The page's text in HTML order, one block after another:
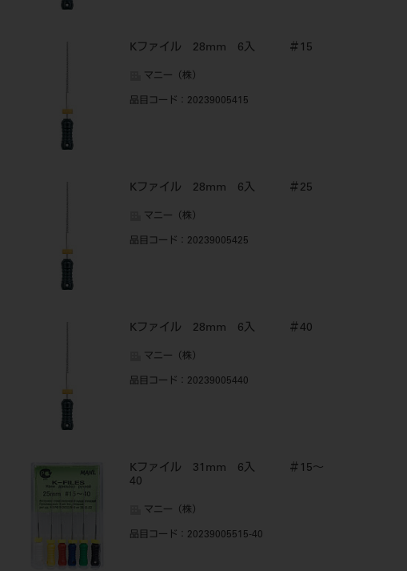
Kファイル 28mm 6入 ＃15
マニー（株）
品目コード ：20239005415
Kファイル 28mm 6入 ＃25
マニー（株）
品目コード ：20239005425
Kファイル 28mm 6入 ＃40
マニー（株）
品目コード ：20239005440
Kファイル 31mm 6入 ＃15～
40
マニー（株）
品目コード ：20239005515-40